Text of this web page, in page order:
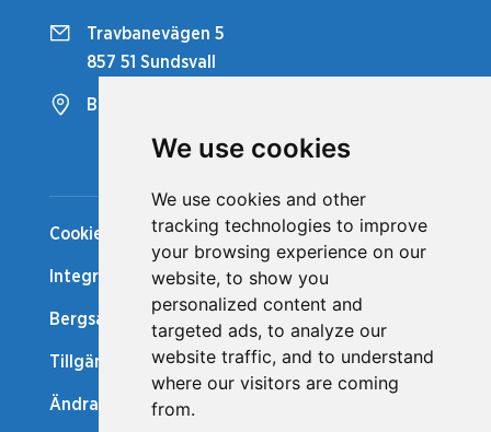
We use cookies
We use cookies and other
tracking technologies to improve
your browsing experience on our
website, to show you
personalized content and
targeted ads, to analyze our
website traffic, and to understand
where our visitors are coming
from.
Cookiepolicy
Integritetspolicy
Bergsåker Nytt
Tillgänglighetsredogörelse
Ändra cookie-inställningar
Travbanevägen 5
857 51 Sundsvall
Bergsåkers Travbana